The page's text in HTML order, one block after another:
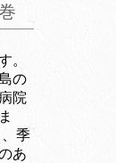
。
の
院
季
あ